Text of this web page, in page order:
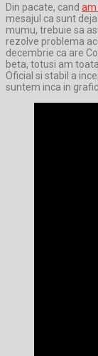
Din pacate, cand am
mesajul ca sunt
mumu, trebuie sa
rezolve problema
decembrie ca are
beta, totusi am
Oficial si stabil a
suntem inca in grafic.